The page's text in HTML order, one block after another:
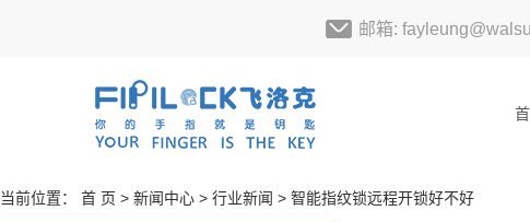
邮箱:
当前位置： 首 页 > 新闻中心 > 行业新闻 > 智能指纹锁远程开锁好不好